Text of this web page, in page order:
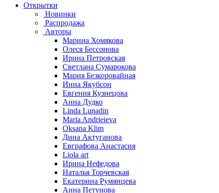
Открытки
Новинки
Распродажа
Авторы
Марина Хомякова
Олеся Бессонова
Ирина Петровская
Светлана Сумарокова
Мария Безкоровайная
Инна Якубсон
Евгения Кузнецова
Анна Дудко
Linda Lunadin
Maria Andrieieva
Oksana Klim
Дина Актуганова
Евграфова Анастасия
Liola art
Ирина Нефедова
Наталья Торчевская
Екатерина Румянцева
Анна Петунова